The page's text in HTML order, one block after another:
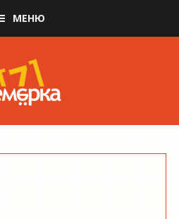
МЕНЮ